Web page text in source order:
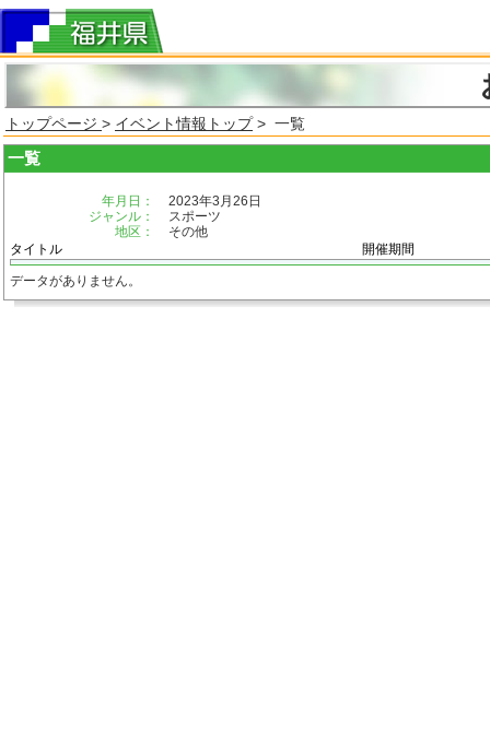
トップページ > イベント情報トップ> 一覧
一覧
年月日：
2023年3月26日
ジャンル：
スポーツ
地区：
その他
タイトル
開催期間
データがありません。